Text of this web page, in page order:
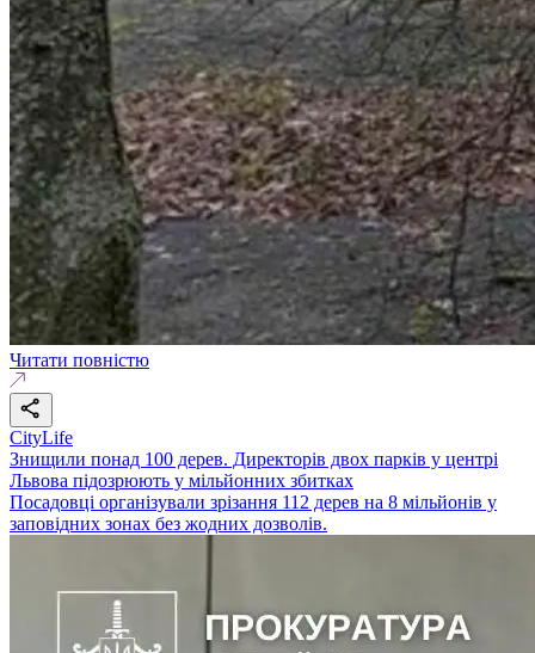
Читати повністю
CityLife
Знищили понад 100 дерев. Директорів двох парків у центрі
Львова підозрюють у мільйонних збитках
Посадовці організували зрізання 112 дерев на 8 мільйонів у
заповідних зонах без жодних дозволів.